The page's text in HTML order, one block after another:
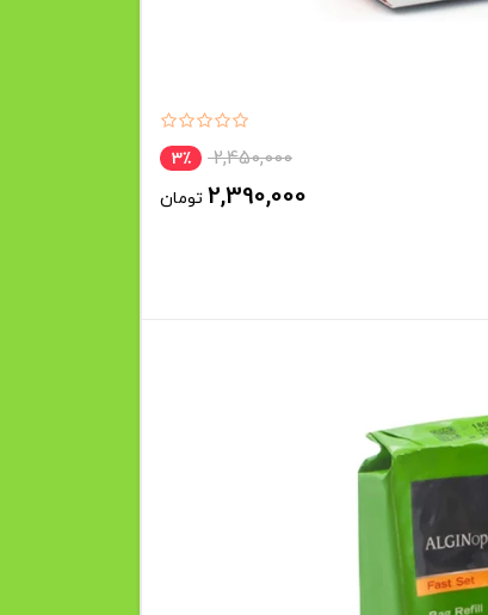
2,450,000 3٪
2,390,000 تومان